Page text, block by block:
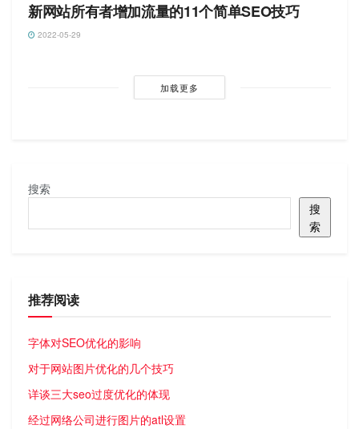
新网站所有者增加流量的11个简单SEO技巧
2022-05-29
加载更多
搜索
搜
索
推荐阅读
字体对SEO优化的影响
对于网站图片优化的几个技巧
详谈三大seo过度优化的体现
经过网络公司进行图片的atl设置